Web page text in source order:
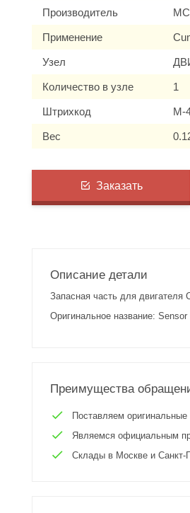
Производитель
Применение
Узел
Количество в узле 1
Штрихкод M-
Вес
Заказать
Описание детали
Запасная часть для
Оригинальное название: Sensor
Преимущества
Поставляем
Являемся официальным
Склады в Москве и Санкт-